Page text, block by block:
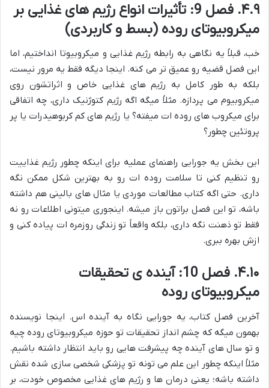
۴.۹. فصل 9: تأثیرات انواع رژیم های غذایی بر
میکروبیوتای روده (بسط و کاربردی)
خب، قبلاً یه نگاهی به رابطه رژیم غذایی و میکروبیوتا انداختیم، اما
این فصل قضیه رو عمیق تر می کنه. اینجا دیگه فقط یه مرور نیست،
بلکه به طور کامل به رژیم های غذایی خاص و اثراتشون روی
میکروبیوم می پردازه. مثلاً میگه اگه رژیم کتوژنیک داری، چه اتفاقی
برای میکروب های روده ات میفته؟ یا رژیم های کم کربوهیدرات یا پر
پروتئین چطور؟
این بخش یه جورایی راهنمای عملیه برای اینکه چطور رژیم غذاییت
رو تنظیم کنی تا سلامت روده ات رو به بهترین شکل ممکن نگه
داری. حتی اگه کتاب مطالعات موردی یا مثال های بالینی هم داشته
باشه، تو این فصل براتون باز میشه. اینجوری میتونی اطلاعات رو نه
فقط تو ذهنت نگه داری، بلکه واقعاً تو زندگی روزمره ات پیاده کنی و
ازش بهره ببری.
۴.۱۰. فصل 10: آینده ی تحقیقات
میکروبیوتای روده
آخرین فصل کتاب، یه جورایی نگاه به آینده اس. اینجا نویسنده
بهمون میگه که چشم انداز تحقیقات تو حوزه میکروبیوتای روده چیه
و تو سال های آینده چه پیشرفت هایی رو باید انتظار داشته باشیم.
مثلاً اینکه چطور این علم می تونه تو پزشکی شخصی سازی شده نقش
داشته باشه؛ یعنی درمان ها و رژیم های غذایی مخصوص خودت، بر